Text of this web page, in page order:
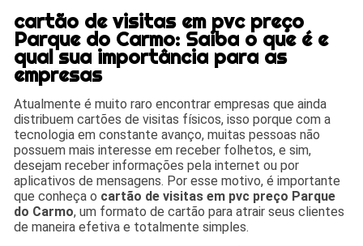
cartão de visitas em pvc preço
Parque do Carmo: Saiba o que é e
qual sua importância para as
empresas
Atualmente é muito raro encontrar empresas que ainda
distribuem cartões de visitas físicos, isso porque com a
tecnologia em constante avanço, muitas pessoas não
possuem mais interesse em receber folhetos, e sim,
desejam receber informações pela internet ou por
aplicativos de mensagens. Por esse motivo, é importante
que conheça o cartão de visitas em pvc preço Parque
do Carmo, um formato de cartão para atrair seus clientes
de maneira efetiva e totalmente simples.